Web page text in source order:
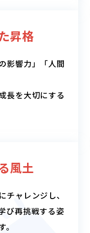
昇格
影響力」「人間
長を大切にする
風土
ャレンジし、
び再挑戦する姿